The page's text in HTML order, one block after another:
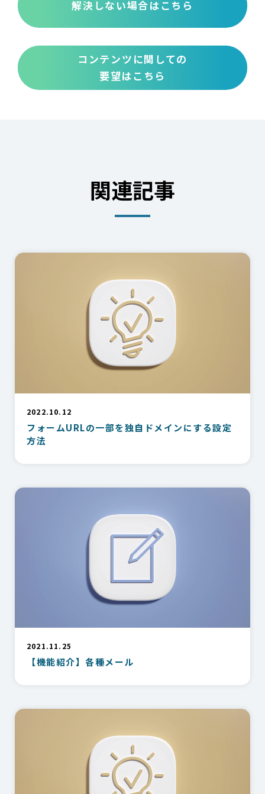
解決しない場合はこちら
コンテンツに関しての
要望はこちら
関連記事
2022.10.12
フォームURLの一部を独自ドメインにする設定
方法
2021.11.25
【機能紹介】各種メール